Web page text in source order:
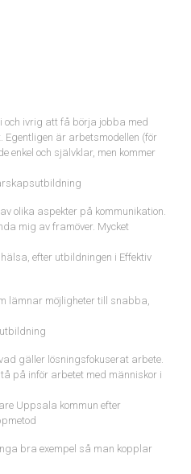
och ivrig att få börja jobba med
Egentligen är arbetsmodellen (för
enkel och självklar, men kommer
olika aspekter på kommunikation.
mig av framöver. Mycket
efter utbildningen i Effektiv
lämnar möjligheter till snabba,
gäller lösningsfokuserat arbete.
på inför arbetet med människor i
Uppsala kommun efter
bra exempel så man kopplar